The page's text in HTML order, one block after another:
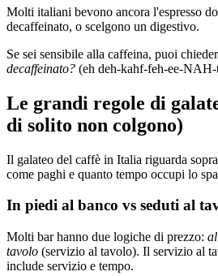
Molti italiani bevono ancora l'espresso
decaffeinato, o scelgono un digestivo.
Se sei sensibile alla caffeina, puoi
decaffeinato? (eh deh-kahf-feh-ee-NAH-
Le grandi regole di
di solito non colgono)
Il galateo del caffè in Italia riguarda
come paghi e quanto tempo occupi lo
In piedi al banco vs seduti al
Molti bar hanno due logiche di prezzo:
tavolo (servizio al tavolo). Il servizio al
include servizio e tempo.